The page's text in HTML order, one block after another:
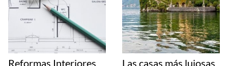
Reformas Interiores
Las casas más lujosas